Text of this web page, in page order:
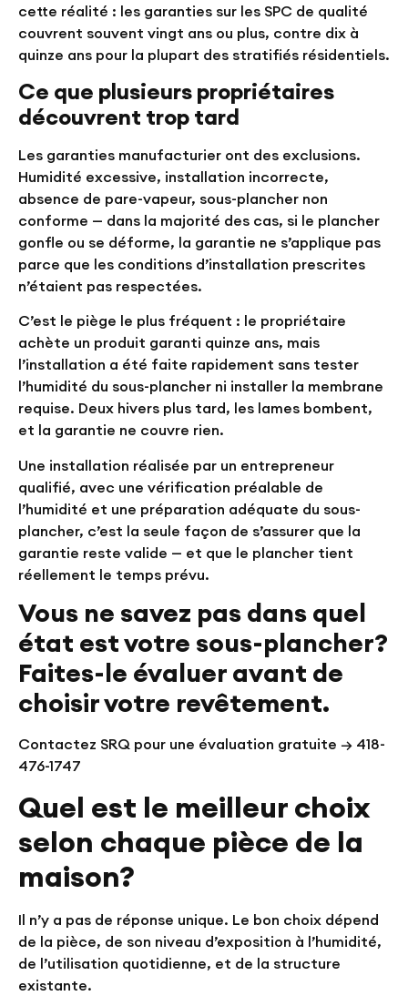
cette réalité : les garanties sur les SPC de qualité
couvrent souvent vingt ans ou plus, contre dix à
quinze ans pour la plupart des stratifiés résidentiels.
Ce que plusieurs propriétaires
découvrent trop tard
Les garanties manufacturier ont des exclusions.
Humidité excessive, installation incorrecte,
absence de pare-vapeur, sous-plancher non
conforme — dans la majorité des cas, si le plancher
gonfle ou se déforme, la garantie ne s’applique pas
parce que les conditions d’installation prescrites
n’étaient pas respectées.
C’est le piège le plus fréquent : le propriétaire
achète un produit garanti quinze ans, mais
l’installation a été faite rapidement sans tester
l’humidité du sous-plancher ni installer la membrane
requise. Deux hivers plus tard, les lames bombent,
et la garantie ne couvre rien.
Une installation réalisée par un entrepreneur
qualifié, avec une vérification préalable de
l’humidité et une préparation adéquate du sous-
plancher, c’est la seule façon de s’assurer que la
garantie reste valide — et que le plancher tient
réellement le temps prévu.
Vous ne savez pas dans quel
état est votre sous-plancher?
Faites-le évaluer avant de
choisir votre revêtement.
Contactez SRQ pour une évaluation gratuite → 418-
476-1747
Quel est le meilleur choix
selon chaque pièce de la
maison?
Il n’y a pas de réponse unique. Le bon choix dépend
de la pièce, de son niveau d’exposition à l’humidité,
de l’utilisation quotidienne, et de la structure
existante.